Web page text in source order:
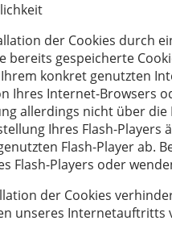
der Cookies durch
bereits gespeicherte
konkret genutzten
Ihres Internet-Browsers
allerdings nicht über
Ihres Flash-
Flash-Player ab.
Flash-Players oder
der Cookies
unseres Internetauftritts